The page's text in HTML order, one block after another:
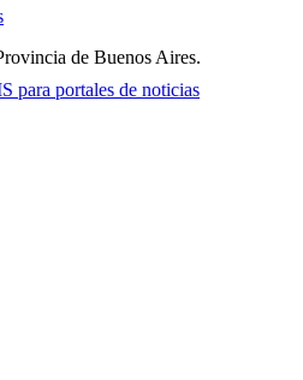
de Buenos Aires.
para portales de noticias